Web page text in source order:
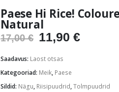
Paese Hi Rice!
Natural
17,00€ Algne
oli:
17,00 €.
11,90€
Saadavus: Laost otsas
Kategooriad: Meik, Paese
Sildid: Nägu, Riisipuudrid,Tolmpuudrid